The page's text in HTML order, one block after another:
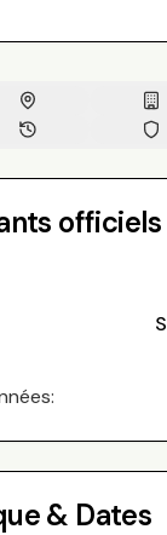
officiels
& Dates